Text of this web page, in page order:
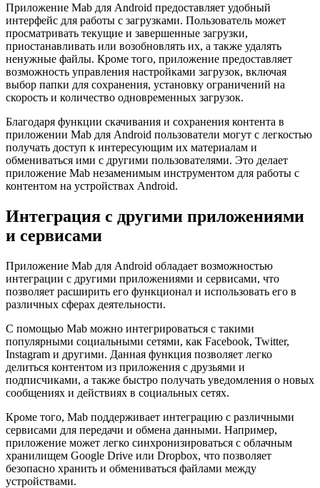
Приложение Mab для Android предоставляет удобный
интерфейс для работы с загрузками. Пользователь может
просматривать текущие и завершенные загрузки,
приостанавливать или возобновлять их, а также удалять
ненужные файлы. Кроме того, приложение предоставляет
возможность управления настройками загрузок, включая
выбор папки для сохранения, установку ограничений на
скорость и количество одновременных загрузок.
Благодаря функции скачивания и сохранения контента в
приложении Mab для Android пользователи могут с легкостью
получать доступ к интересующим их материалам и
обмениваться ими с другими пользователями. Это делает
приложение Mab незаменимым инструментом для работы с
контентом на устройствах Android.
Интеграция с другими приложениями
и сервисами
Приложение Mab для Android обладает возможностью
интеграции с другими приложениями и сервисами, что
позволяет расширить его функционал и использовать его в
различных сферах деятельности.
С помощью Mab можно интегрироваться с такими
популярными социальными сетями, как Facebook, Twitter,
Instagram и другими. Данная функция позволяет легко
делиться контентом из приложения с друзьями и
подписчиками, а также быстро получать уведомления о новых
сообщениях и действиях в социальных сетях.
Кроме того, Mab поддерживает интеграцию с различными
сервисами для передачи и обмена данными. Например,
приложение может легко синхронизироваться с облачным
хранилищем Google Drive или Dropbox, что позволяет
безопасно хранить и обмениваться файлами между
устройствами.